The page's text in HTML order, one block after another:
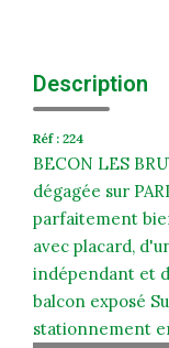
Extranet
Description
Réf : 224
BECON LES
dégagée sur
parfaitement
avec placard,
indépendant et
balcon exposé
stationnement